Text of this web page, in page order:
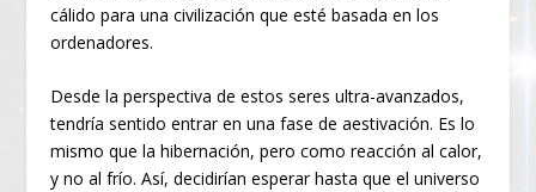
cálido para una civilización que esté basada en los
ordenadores.
Desde la perspectiva de estos seres ultra-avanzados,
tendría sentido entrar en una fase de aestivación. Es lo
mismo que la hibernación, pero como reacción al calor,
y no al frío. Así, decidirían esperar hasta que el universo